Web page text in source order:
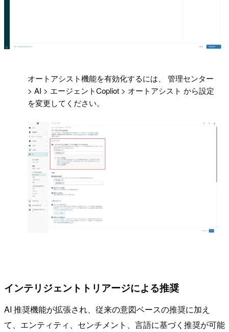
オートアシスト機能を有効化するには、 管理センター
> AI > エージェントCopliot > オートアシスト から設定
を変更してください。
インテリジェントトリアージによる推奨
AI 推奨機能が拡張され、従来の意図ベースの推奨に加え
て、エンティティ、センチメント、言語に基づく推奨が可能